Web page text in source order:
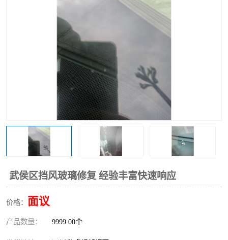
武侯区挡风玻璃修复 经验丰富快速响应
价格： 面议
产品数量： 9999.00个